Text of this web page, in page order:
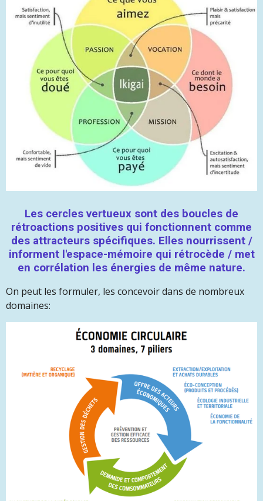
Les cercles vertueux sont des boucles de
rétroactions positives qui fonctionnent comme
des attracteurs spécifiques. Elles nourrissent /
informent l'espace-mémoire qui rétrocède / met
en corrélation les énergies de même nature.
On peut les formuler, les concevoir dans de nombreux
domaines: